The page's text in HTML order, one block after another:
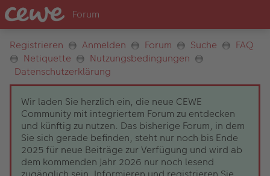
Registrieren Anmelden Forum Suche
FAQ
Netiquette
Nutzungsbedingungen
Datenschutzerklärung
Wir laden Sie herzlich ein, die neue CEWE
Community mit integriertem Forum zu entdecken
und künftig zu nutzen. Das bisherige Forum, in dem
Sie sich gerade befinden, steht nur noch bis Ende
2025 für neue Beiträge zur Verfügung und wird ab
dem kommenden Jahr 2026 nur noch lesend